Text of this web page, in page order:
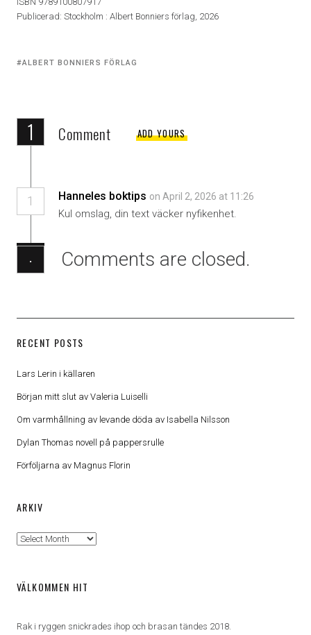
Publicerad: Stockholm : Albert Bonniers förlag, 2026
Tagged
ALBERT BONNIERS FÖRLAG
1 Comment ADD YOURS
1 Hanneles boktips on April 2, 2026 at 11:26
Kul omslag, din text väcker nyfikenhet.
· Comments are closed.
RECENT POSTS
Lars Lerin i källaren
Början mitt slut av Valeria Luiselli
Om varmhållning av levande döda av Isabella Nilsson
Dylan Thomas novell på pappersrulle
Förföljarna av Magnus Florin
ARKIV
Arkiv
VÄLKOMMEN HIT
Rak i ryggen snickrades ihop och brasan tändes 2018.